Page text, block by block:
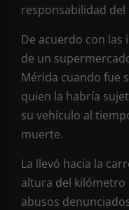
responsabilidad
De acuerdo con las
de un
Mérida cuando fue
quien la habría
su vehículo al
muerte.
La llevó hacia la
altura del kilómetro
abusos